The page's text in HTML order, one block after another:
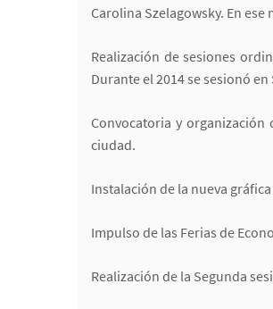
Carolina Szelagowsky. En
Realización de sesiones
Durante el 2014 se sesionó
Convocatoria y
ciudad.
Instalación de la nueva
Impulso de las Ferias de
Realización de la Segunda